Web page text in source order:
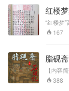
《红楼
江、马
张锦池
昌、刘
红楼
“红楼梦
艺真探
一入红
167
脂砚
【内容简介】 读水浒，绕不开
不开毛
一定绕
388